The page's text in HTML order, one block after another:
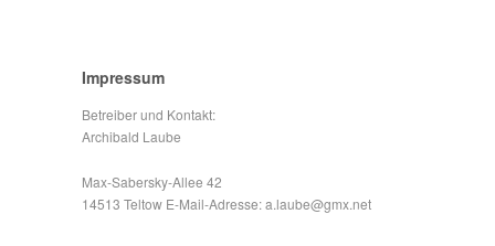
Impressum
Betreiber und Kontakt:
Archibald Laube
Max-Sabersky-Allee 42
14513 Teltow E-Mail-Adresse: a.laube@gmx.net